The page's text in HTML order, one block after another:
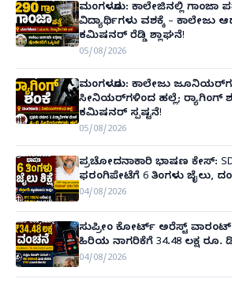
ಮಂಗಳೂರು: ಕಾಲೇಜಿನಲ್ಲಿ ಗಾಂಜಾ
ವಿದ್ಯಾರ್ಥಿಗಳು ವಶಕ್ಕೆ – ಕಾಲೇಜು
ಕಮಿಷನರ್ ರೆಡ್ಡಿ ಶ್ಲಾಘನೆ!
05/08/2026
ಮಂಗಳೂರು: ಕಾಲೇಜು ಜೂನಿಯರ್‌ಗಳ ಮೇಲೆ
ಸೀನಿಯರ್‌ಗಳಿಂದ ಹಲ್ಲೆ; ರ‌್ಯಾಗಿಂಗ್
ಕಮಿಷನರ್ ಸ್ಪಷ್ಟನೆ!
05/08/2026
ಪ್ರಚೋದನಾಕಾರಿ ಭಾಷಣ ಕೇಸ್:
ಫರಂಗಿಪೇಟೆಗೆ 6 ತಿಂಗಳು ಜೈಲು,
04/08/2026
ಸುಪ್ರೀಂ ಕೋರ್ಟ್ ಅರೆಸ್ಟ್ ವಾರಂಟ್
ಹಿರಿಯ ನಾಗರಿಕೆಗೆ 34.48 ಲಕ್ಷ
04/08/2026